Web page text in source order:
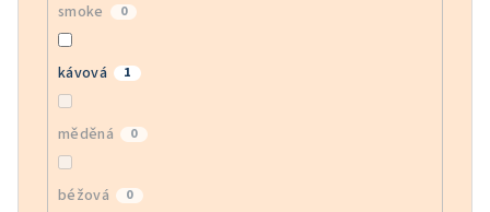
smoke 0
kávová 1
měděná 0
béžová 0